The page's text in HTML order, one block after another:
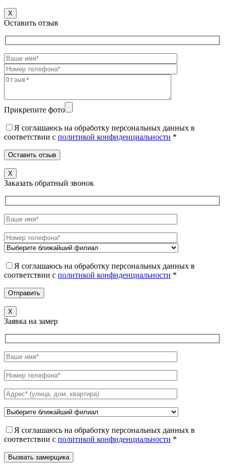
X
Оставить отзыв
Прикрепите фото
Я соглашаюсь на обработку персональных данных в
соответствии c политикой конфиденциальности *
X
Заказать обратный звонок
Я соглашаюсь на обработку персональных данных в
соответствии c политикой конфиденциальности *
X
Заявка на замер
Я соглашаюсь на обработку персональных данных в
соответствии c политикой конфиденциальности *